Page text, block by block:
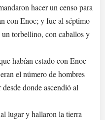
hacer un censo para
con Enoc; y fue al séptimo
torbellino, con caballos y
habían estado con Enoc
el número de hombres
donde ascendió al
lugar y hallaron la tierra